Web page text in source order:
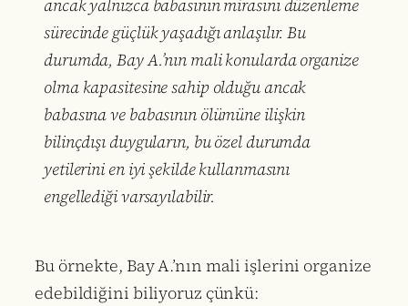
ancak yalnızca babasının mirasını düzenleme
sürecinde güçlük yaşadığı anlaşılır. Bu
durumda, Bay A.’nın mali konularda organize
olma kapasitesine sahip olduğu ancak
babasına ve babasının ölümüne ilişkin
bilinçdışı duyguların, bu özel durumda
yetilerini en iyi şekilde kullanmasını
engellediği varsayılabilir.
Bu örnekte, Bay A.’nın mali işlerini organize
edebildiğini biliyoruz çünkü: